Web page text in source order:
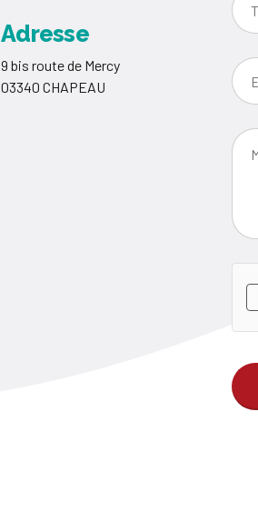
Adresse
9 bis route de Mercy
03340 CHAPEAU